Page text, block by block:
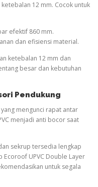
12 mm. Cocok untuk
efektif 860 mm.
dan efisiensi material.
ketebalan 12 mm dan
besar dan kebutuhan
Pendukung
yang mengunci rapat antar
menjadi anti bocor saat
sekrup tersedia lengkap
Ecoroof UPVC Double Layer
untuk segala